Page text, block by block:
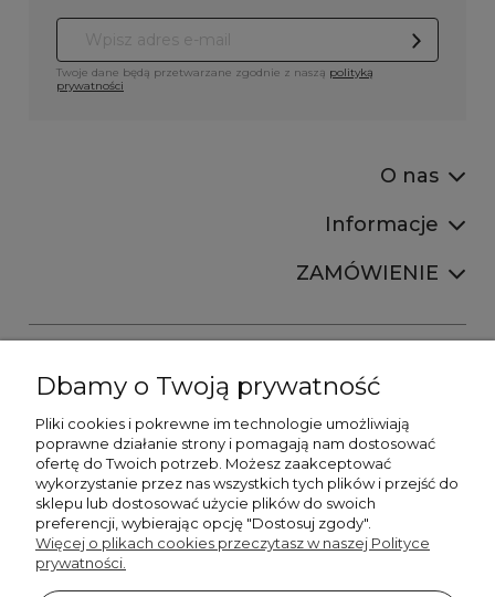
Twoje dane będą przetwarzane zgodnie z naszą polityką
prywatności
O nas
Informacje
ZAMÓWIENIE
+48606673390
sprzedaz@belldecohome.pl
©2026 Wszelkie Prawa Zastrzeżone | BelldecoHome.pl
Dbamy o Twoją prywatność
Pliki cookies i pokrewne im technologie umożliwiają
poprawne działanie strony i pomagają nam dostosować
ofertę do Twoich potrzeb. Możesz zaakceptować
wykorzystanie przez nas wszystkich tych plików i przejść do
sklepu lub dostosować użycie plików do swoich
preferencji, wybierając opcję "Dostosuj zgody".
Więcej o plikach cookies przeczytasz w naszej Polityce
prywatności.
Zapisz się do naszego newslettera i zgarnij 8% rabatu!